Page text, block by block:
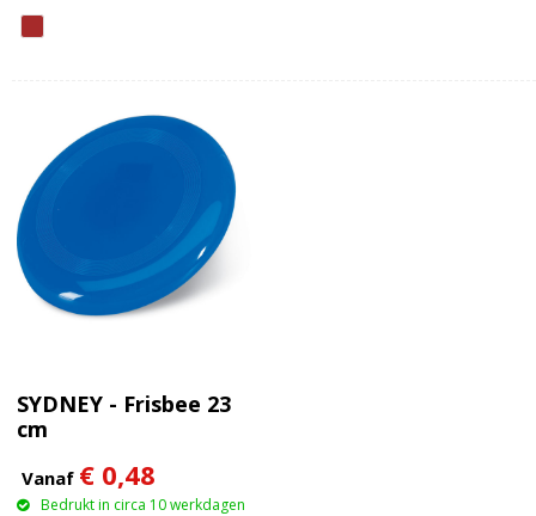
SYDNEY - Frisbee 23
cm
Vanaf € 0,48
Bedrukt in circa 10 werkdagen